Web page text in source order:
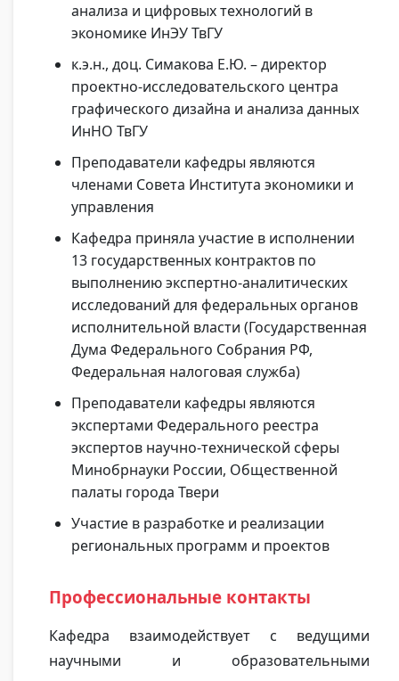
анализа и цифровых технологий в
экономике ИнЭУ ТвГУ
к.э.н., доц. Симакова Е.Ю. – директор
проектно-исследовательского центра
графического дизайна и анализа данных
ИнНО ТвГУ
Преподаватели кафедры являются
членами Совета Института экономики и
управления
Кафедра приняла участие в исполнении
13 государственных контрактов по
выполнению экспертно-аналитических
исследований для федеральных органов
исполнительной власти (Государственная
Дума Федерального Собрания РФ,
Федеральная налоговая служба)
Преподаватели кафедры являются
экспертами Федерального реестра
экспертов научно-технической сферы
Минобрнауки России, Общественной
палаты города Твери
Участие в разработке и реализации
региональных программ и проектов
Профессиональные контакты
Кафедра взаимодействует с ведущими
научными и образовательными